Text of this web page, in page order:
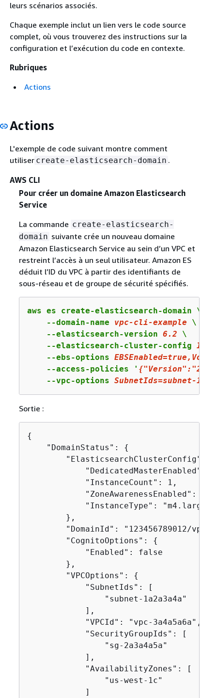
leurs scénarios associés.
Chaque exemple inclut un lien vers le code source
complet, où vous trouverez des instructions sur la
configuration et l’exécution du code en contexte.
Rubriques
Actions
Actions
L'exemple de code suivant montre comment
utiliser create-elasticsearch-domain .
AWS CLI
Pour créer un domaine Amazon Elasticsearch
Service
La commande create-elasticsearch-
domain suivante crée un nouveau domaine
Amazon Elasticsearch Service au sein d’un VPC et
restreint l’accès à un seul utilisateur. Amazon ES
déduit l’ID du VPC à partir des identifiants de
sous-réseau et de groupe de sécurité spécifiés.
aws es create-elasticsearch-domain \
    --domain-name
vpc-cli-example \
    --elasticsearch-version
6 . 2 \
    --elasticsearch-cluster-config
    --ebs-options
EBSEnabled=true
    --access-policies '
{"Version" :
    --vpc-options
SubnetIds=subnet-1
Sortie :
{
    "DomainStatus":
{
        "ElasticsearchClusterConfig":
"DedicatedMasterEnabled":
            "InstanceCount": 1,
"ZoneAwarenessEnabled":
"InstanceType":
        },
"DomainId": "123456789012/vpc-
        "CognitoOptions":
{
            "Enabled": false
        },
        "VPCOptions":
{
            "SubnetIds": [
                "subnet-1a2a3a4a"
            ],
            "VPCId": "vpc-3a4a5a6a",
            "SecurityGroupIds": [
                "sg-2a3a4a5a"
            ],
            "AvailabilityZones": [
                "us-west-1c"
            ]